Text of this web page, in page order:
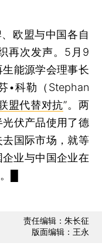
欧盟与中国各自
再次发声。5月9
能源学会理事长
•科勒（Stephan
盟代替对抗”。两
伏产品使用了德
国际市场，就等
业与中国企业在
。█
责任编辑：朱长征
版面编辑：王永